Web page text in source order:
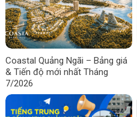
Coastal Quảng Ngãi – Bảng giá
& Tiến độ mới nhất Tháng
7/2026